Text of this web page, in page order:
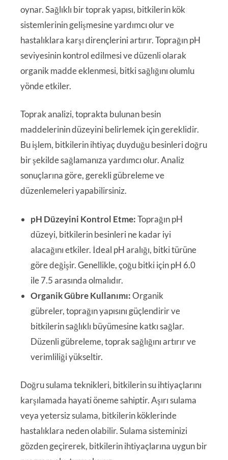
oynar. Sağlıklı bir toprak yapısı, bitkilerin kök
sistemlerinin gelişmesine yardımcı olur ve
hastalıklara karşı dirençlerini artırır. Toprağın pH
seviyesinin kontrol edilmesi ve düzenli olarak
organik madde eklenmesi, bitki sağlığını olumlu
yönde etkiler.
Toprak analizi, toprakta bulunan besin
maddelerinin düzeyini belirlemek için gereklidir.
Bu işlem, bitkilerin ihtiyaç duyduğu besinleri doğru
bir şekilde sağlamanıza yardımcı olur. Analiz
sonuçlarına göre, gerekli gübreleme ve
düzenlemeleri yapabilirsiniz.
pH Düzeyini Kontrol Etme:Toprağın pH
düzeyi, bitkilerin besinleri ne kadar iyi
alacağını etkiler. İdeal pH aralığı, bitki türüne
göre değişir. Genellikle, çoğu bitki için pH 6.0
ile 7.5 arasında olmalıdır.
Organik Gübre Kullanımı:Organik
gübreler, toprağın yapısını güçlendirir ve
bitkilerin sağlıklı büyümesine katkı sağlar.
Düzenli gübreleme, toprak sağlığını artırır ve
verimliliği yükseltir.
Doğru sulama teknikleri, bitkilerin su ihtiyaçlarını
karşılamada hayati öneme sahiptir. Aşırı sulama
veya yetersiz sulama, bitkilerin köklerinde
hastalıklara neden olabilir. Sulama sisteminizi
gözden geçirerek, bitkilerin ihtiyaçlarına uygun bir